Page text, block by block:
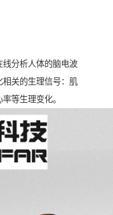
线分析人体的脑电波
相关的生理信号：肌
等生理变化。